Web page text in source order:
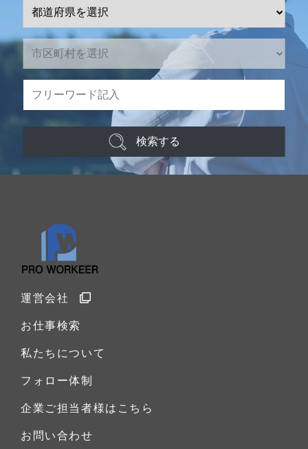
検索する
運営会社
お仕事検索
私たちについて
フォロー体制
企業ご担当者様はこちら
お問い合わせ